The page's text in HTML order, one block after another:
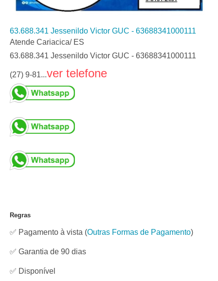
63.688.341 Jessenildo Victor GUC - 63688341000111
Atende Cariacica/ ES
63.688.341 Jessenildo Victor GUC - 63688341000111
(27) 9-81...ver telefone
Regras
✅ Pagamento à vista (Outras Formas de Pagamento)
✅ Garantia de 90 dias
✅ Disponível